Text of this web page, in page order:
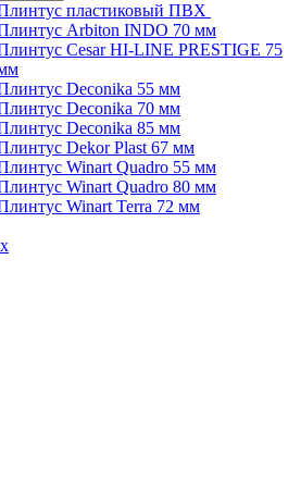
пластиковый ПВХ
Arbiton INDO 70 мм
Cesar HI-LINE PRESTIGE 75
Deconika 55 мм
Deconika 70 мм
Deconika 85 мм
Dekor Plast 67 мм
Winart Quadro 55 мм
Winart Quadro 80 мм
Winart Terra 72 мм